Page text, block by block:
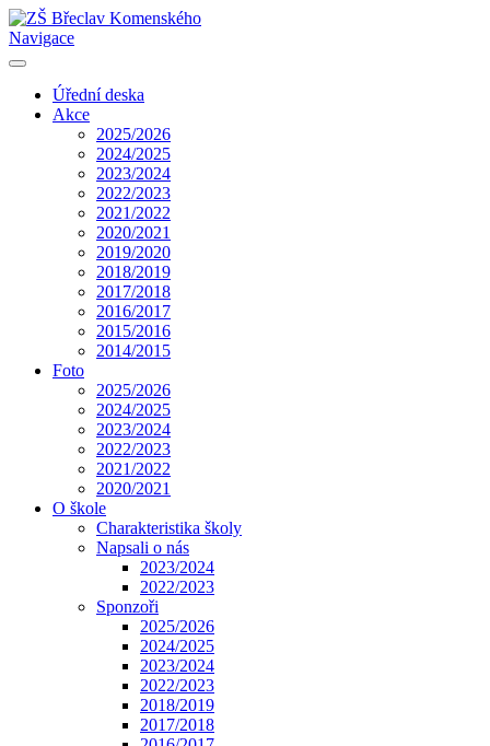
Navigace
Úřední deska
Akce
2025/2026
2024/2025
2023/2024
2022/2023
2021/2022
2020/2021
2019/2020
2018/2019
2017/2018
2016/2017
2015/2016
2014/2015
Foto
2025/2026
2024/2025
2023/2024
2022/2023
2021/2022
2020/2021
O škole
Charakteristika školy
Napsali o nás
2023/2024
2022/2023
Sponzoři
2025/2026
2024/2025
2023/2024
2022/2023
2018/2019
2017/2018